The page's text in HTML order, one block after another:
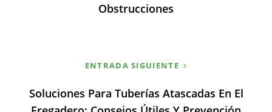
Obstrucciones
ENTRADA SIGUIENTE
Soluciones Para Tuberías Atascadas En El